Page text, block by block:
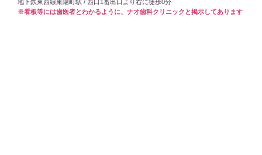
地下鉄東西線東陽町駅 / 西口1番出口より右に徒歩0分
※看板等には歯医者とわかるように、ナオ歯科クリニックと掲示してあります